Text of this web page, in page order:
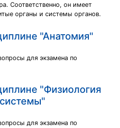
Соответственно, он имеет
органы и системы органов.
"Анатомия"
для экзамена по
"Физиология
для экзамена по